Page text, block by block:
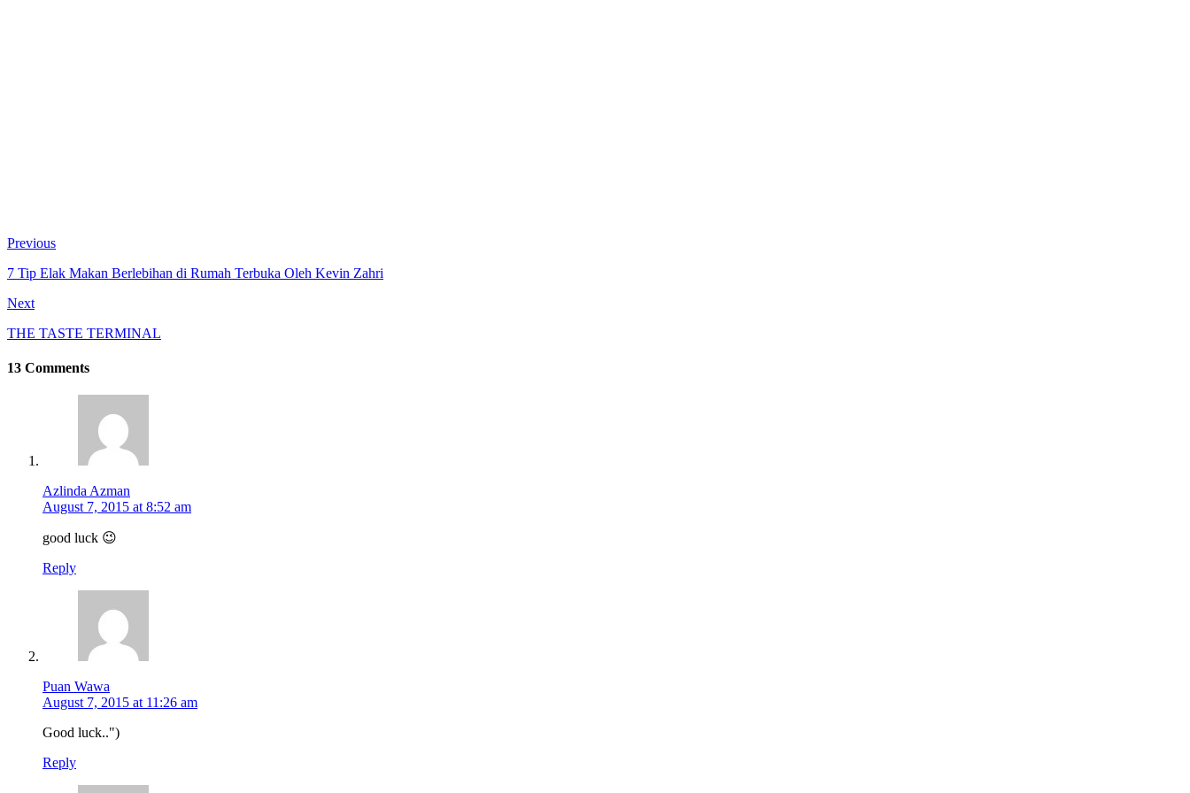
Previous
7 Tip Elak Makan Berlebihan di Rumah Terbuka Oleh Kevin Zahri
Next
THE TASTE TERMINAL
13 Comments
Azlinda Azman
August 7, 2015 at 8:52 am
good luck 😉
Reply
Puan Wawa
August 7, 2015 at 11:26 am
Good luck..")
Reply